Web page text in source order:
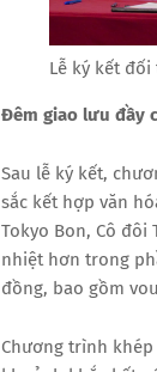
Lễ ký kết
Đêm giao lưu đầy
Sau lễ ký kết,
sắc kết hợp văn
Tokyo Bon, Cô
nhiệt hơn trong
đồng, bao gồm
Chương trình